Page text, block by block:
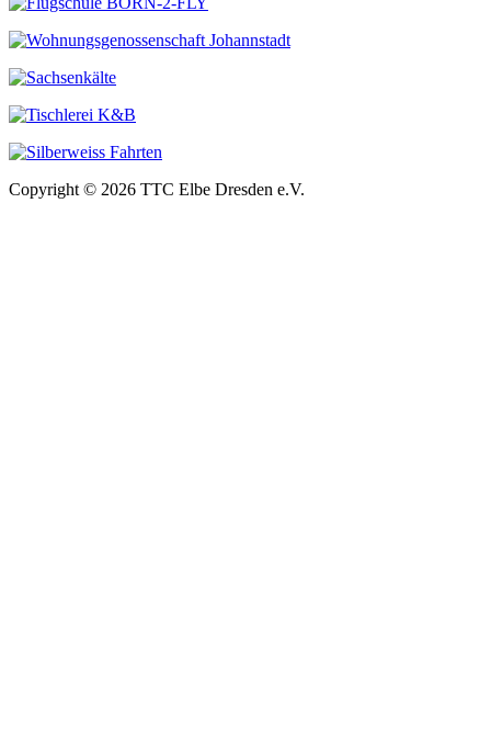
Copyright © 2026 TTC Elbe Dresden e.V.